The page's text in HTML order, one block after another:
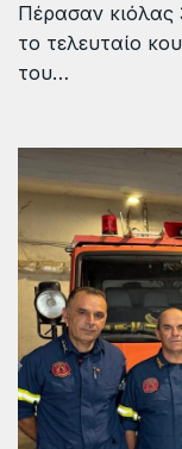
Πέρασαν κιόλας
το τελευταίο
του…